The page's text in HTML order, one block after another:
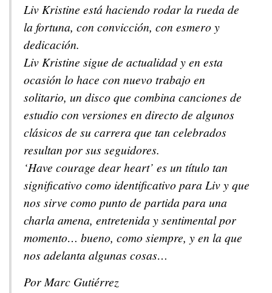
Liv Kristine está haciendo rodar la rueda de
la fortuna, con convicción, con esmero y
dedicación.
Liv Kristine sigue de actualidad y en esta
ocasión lo hace con nuevo trabajo en
solitario, un disco que combina canciones de
estudio con versiones en directo de algunos
clásicos de su carrera que tan celebrados
resultan por sus seguidores.
‘Have courage dear heart’ es un título tan
significativo como identificativo para Liv y que
nos sirve como punto de partida para una
charla amena, entretenida y sentimental por
momento… bueno, como siempre, y en la que
nos adelanta algunas cosas…
Por Marc Gutiérrez